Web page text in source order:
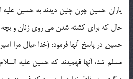
ياران حسين چون چنين ديدند به حسين عليه
حال كه براى كشته شدن مى روى زنان و بچه
حسين در پاسخ آنها فرمود: (خدا عيال مرا
مسلم شد، آنها فهميدند كه حسين عليه